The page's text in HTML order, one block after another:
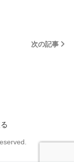
次の記事